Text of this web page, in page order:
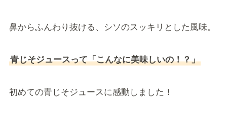
鼻からふんわり抜ける、シソのスッキリとした風味。
青じそジュースって「こんなに美味しいの！？」
初めての青じそジュースに感動しました！